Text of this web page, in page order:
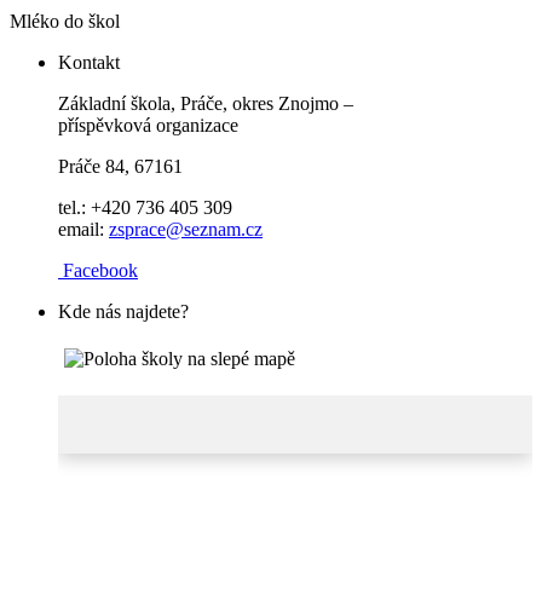
Mléko do škol
Kontakt
Základní škola, Práče, okres Znojmo –
příspěvková organizace
Práče 84, 67161
tel.: +420 736 405 309
email: zsprace@seznam.cz
Facebook
Kde nás najdete?